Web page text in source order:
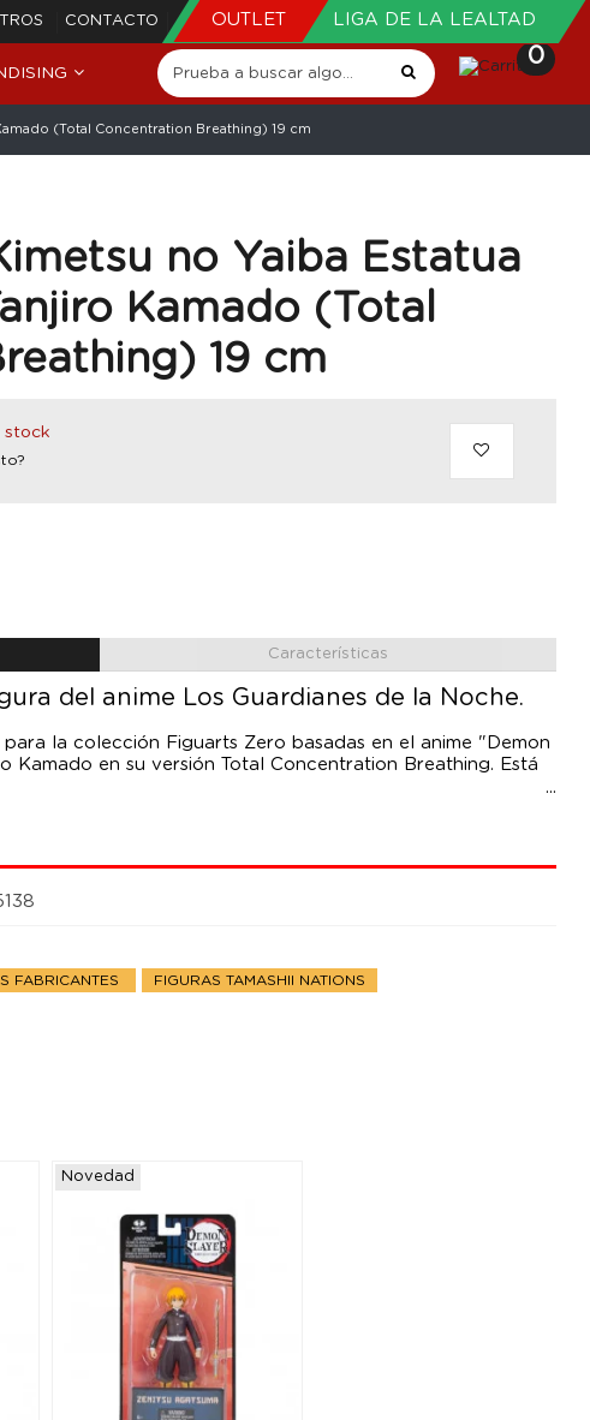
CONTACTO OUTLET LIGA DE LA LEALTAD
0
(Total Concentration Breathing) 19 cm
no Yaiba Estatua
Kamado (Total
19 cm
stock
Características
del anime Los Guardianes de la Noche.
para la colección Figuarts Zero basadas en el anime "Demon
Kamado en su versión Total Concentration Breathing. Está
FABRICANTES FIGURAS TAMASHII NATIONS
Novedad